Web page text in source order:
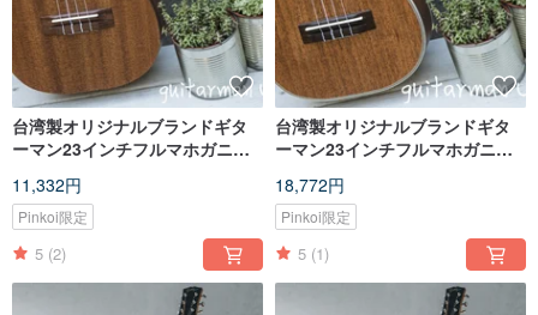
台湾製オリジナルブランドギタ
ーマン23インチフルマホガニー
11,332円
Pinkoi限定
5 (2)
台湾製オリジナルブランドギタ
ーマン23インチフルマホガニー
18,772円
Pinkoi限定
5 (1)